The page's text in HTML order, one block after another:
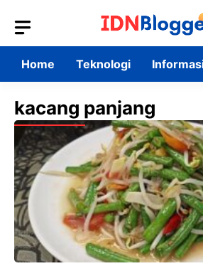
content
Home
Teknologi
kacang panjang